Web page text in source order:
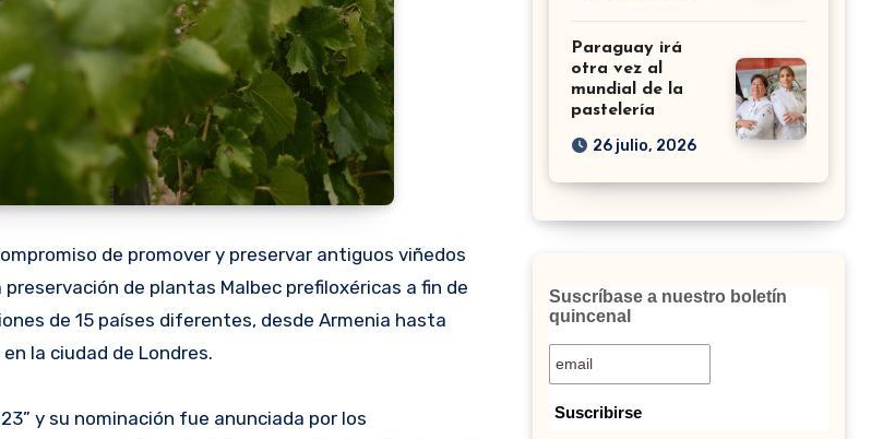
de promover y preservar antiguos viñedos
de plantas Malbec prefiloxéricas a fin de
de 15 países diferentes, desde Armenia hasta
la ciudad de Londres.
y su nominación fue anunciada por los
Paraguay irá
otra vez al
mundial de la
pastelería
26 julio, 2026
Suscríbase a nuestro boletín
quincenal